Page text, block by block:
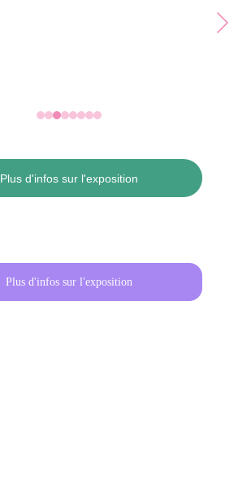
Plus d'infos sur l'exposition
Plus d'infos sur l'exposition